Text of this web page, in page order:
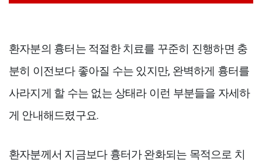
환자분의 흉터는 적절한 치료를 꾸준히 진행하면 충
분히 이전보다 좋아질 수는 있지만, 완벽하게 흉터를
사라지게 할 수는 없는 상태라 이런 부분들을 자세하
게 안내해드렸구요.
환자분께서 지금보다 흉터가 완화되는 목적으로 치